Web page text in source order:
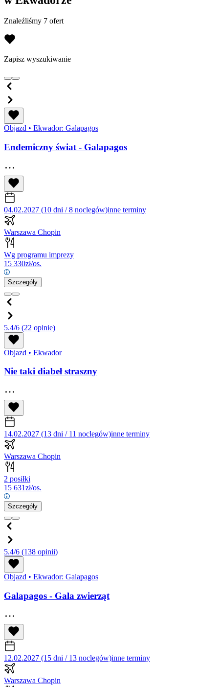
Znaleźliśmy 7 ofert
Zapisz wyszukiwanie
Objazd • Ekwador: Galapagos
Endemiczny świat - Galapagos
04.02.2027 (10 dni / 8 noclegów)inne terminy
Warszawa Chopin
Wg programu imprezy
15 330zł/os.
Szczegóły
5.4/6 (22 opinie)
Objazd • Ekwador
Nie taki diabeł straszny
14.02.2027 (13 dni / 11 noclegów)inne terminy
Warszawa Chopin
2 posiłki
15 631zł/os.
Szczegóły
5.4/6 (138 opinii)
Objazd • Ekwador: Galapagos
Galapagos - Gala zwierząt
12.02.2027 (15 dni / 13 noclegów)inne terminy
Warszawa Chopin